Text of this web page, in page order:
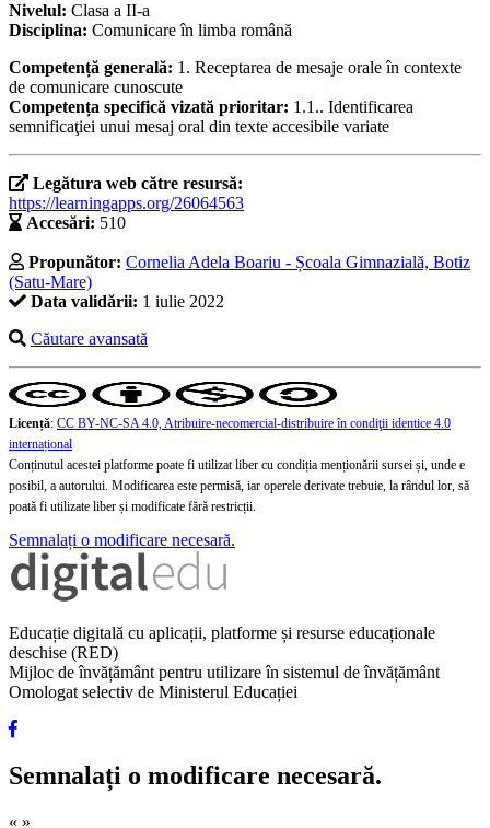
Nivelul: Clasa a II-a
Disciplina: Comunicare în limba română
Competență generală: 1. Receptarea de mesaje orale în contexte
de comunicare cunoscute
Competența specifică vizată prioritar: 1.1.. Identificarea
semnificaţiei unui mesaj oral din texte accesibile variate
Legătura web către resursă:
https://learningapps.org/26064563
Accesări: 510
Propunător: Cornelia Adela Boariu - Școala Gimnazială, Botiz
(Satu-Mare)
Data validării: 1 iulie 2022
Căutare avansată
Licență: CC BY-NC-SA 4.0, Atribuire-necomercial-distribuire în condiţii identice 4.0
internațional
Conținutul acestei platforme poate fi utilizat liber cu condiția menționării sursei și, unde e
posibil, a autorului. Modificarea este permisă, iar operele derivate trebuie, la rândul lor, să
poată fi utilizate liber și modificate fără restricții.
Semnalați o modificare necesară.
Educație digitală cu aplicații, platforme și resurse educaționale
deschise (RED)
Mijloc de învățământ pentru utilizare în sistemul de învățământ
Omologat selectiv de Ministerul Educației
Semnalați o modificare necesară.
« »